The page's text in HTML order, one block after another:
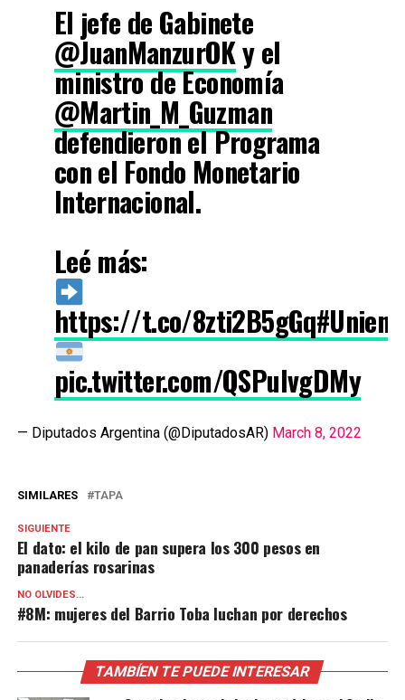
El jefe de Gabinete
@JuanManzurOKy el
ministro de Economía
@Martin_M_Guzman
defendieron el Programa
con el Fondo Monetario
Internacional.
Leé más:
https://t.co/8zti2B5gGq
pic.twitter.com/QSPuIvgDMy
— Diputados Argentina (@DiputadosAR) March 8, 2022
SIMILARES TAPA
SIGUIENTE
El dato: el kilo de pan supera los 300 pesos en
panaderías rosarinas
NO OLVIDES...
#8M: mujeres del Barrio Toba luchan por derechos
TAMBÍEN TE PUEDE INTERESAR